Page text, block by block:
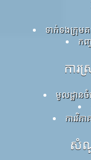
ទាក់ទងក្រុ
កញ្
ការ
មូលដ្ឋាន
ការវិ
សំ